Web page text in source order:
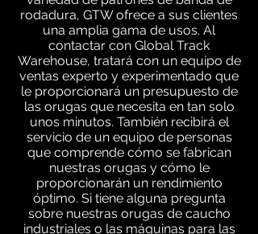
rodadura, GTW ofrece a sus clientes
una amplia gama de usos. Al
contactar con Global Track
Warehouse, tratará con un equipo de
ventas experto y experimentado que
le proporcionará un presupuesto de
las orugas que necesita en tan solo
unos minutos. También recibirá el
servicio de un equipo de personas
que comprende cómo se fabrican
nuestras orugas y cómo le
proporcionarán un rendimiento
óptimo. Si tiene alguna pregunta
sobre nuestras orugas de caucho
industriales o las máquinas para las